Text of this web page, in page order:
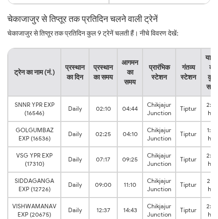
चेकाजाजुर से तिप्तूर तक प्रतिदिन चलने वाली ट्रेनें
चेकाजाजुर से तिप्तूर तक प्रतिदिन कुल 9 ट्रेनें चलती हैं। नीचे विवरण देखें:
ट्रेन का नाम (नं.)
प्रस्थान
का दिन
प्रस्थान
का समय
आगमन
का
समय
प्रारंभिक
स्टेशन
गंतव्य
स्टेशन
का
कुल
समय
SNNR YPR EXP
(16546)
Daily 02:10 04:44
Chikjajur
Junction
Tiptur
2:34
hrs
GOLGUMBAZ
EXP (16536)
Daily 02:25 04:10
Chikjajur
Junction
Tiptur
1:45
hrs
VSG YPR EXP
(17310)
Daily 07:17 09:25
Chikjajur
Junction
Tiptur
2:08
hrs
SIDDAGANGA
EXP (12726)
Daily 09:00 11:10
Chikjajur
Junction
Tiptur
2:10
hrs
VISHWAMANAV
EXP (20675)
Daily 12:37 14:43
Chikjajur
Junction
Tiptur
2:06
hrs